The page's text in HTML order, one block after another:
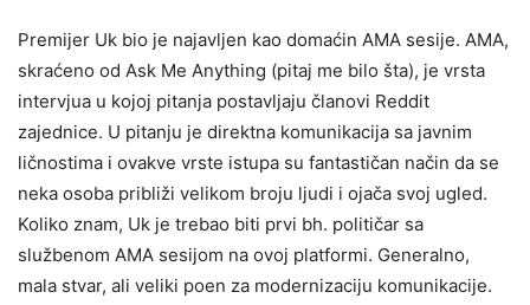
Premijer Uk bio je najavljen kao domaćin AMA sesije. AMA,
skraćeno od Ask Me Anything (pitaj me bilo šta), je vrsta
intervjua u kojoj pitanja postavljaju članovi Reddit
zajednice. U pitanju je direktna komunikacija sa javnim
ličnostima i ovakve vrste istupa su fantastičan način da se
neka osoba približi velikom broju ljudi i ojača svoj ugled.
Koliko znam, Uk je trebao biti prvi bh. političar sa
službenom AMA sesijom na ovoj platformi. Generalno,
mala stvar, ali veliki poen za modernizaciju komunikacije.